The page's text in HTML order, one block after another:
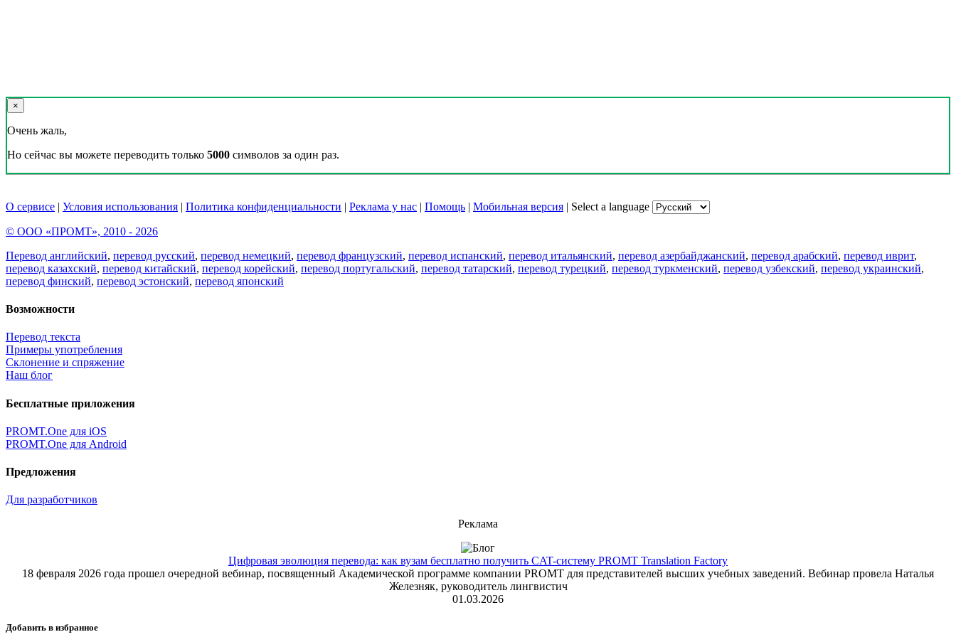
×
Очень жаль,
Но сейчас вы можете переводить только 5000 символов за один раз.
О сервисе | Условия использования | Политика конфиденциальности | Реклама у нас | Помощь | Мобильная версия | Select a language
© ООО «ПРОМТ», 2010 - 2026
Перевод английский, перевод русский, перевод немецкий, перевод французский, перевод испанский, перевод итальянский, перевод азербайджанский, перевод арабский, перевод иврит,
перевод казахский, перевод китайский, перевод корейский, перевод португальский, перевод татарский, перевод турецкий, перевод туркменский, перевод узбекский, перевод украинский,
перевод финский, перевод эстонский, перевод японский
Возможности
Перевод текста
Примеры употребления
Склонение и спряжение
Наш блог
Бесплатные приложения
PROMT.One для iOS
PROMT.One для Android
Предложения
Для разработчиков
Реклама
Цифровая эволюция перевода: как вузам бесплатно получить CAT-систему PROMT Translation Factory
18 февраля 2026 года прошел очередной вебинар, посвященный Академической программе компании PROMT для представителей высших учебных заведений. Вебинар провела Наталья
Железняк, руководитель лингвистич
01.03.2026
Добавить в избранное